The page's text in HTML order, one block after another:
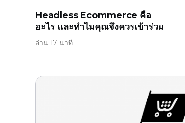
Headless Ecommerce คือ
อะไร และทำไมคุณจึงควรเข้าร่วม
อ่าน 17 นาที